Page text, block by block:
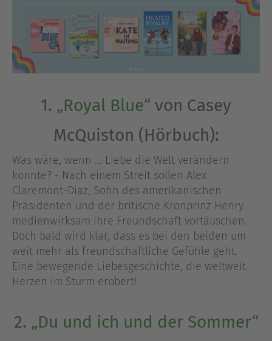
1. „Royal Blue“ von Casey
McQuiston (Hörbuch):
Was wäre, wenn ... Liebe die Welt verändern
könnte? - Nach einem Streit sollen Alex
Claremont-Diaz, Sohn des amerikanischen
Präsidenten und der britische Kronprinz Henry
medienwirksam ihre Freundschaft vortäuschen.
Doch bald wird klar, dass es bei den beiden um
weit mehr als freundschaftliche Gefühle geht.
Eine bewegende Liebesgeschichte, die weltweit
Herzen im Sturm erobert!
2. „Du und ich und der Sommer“